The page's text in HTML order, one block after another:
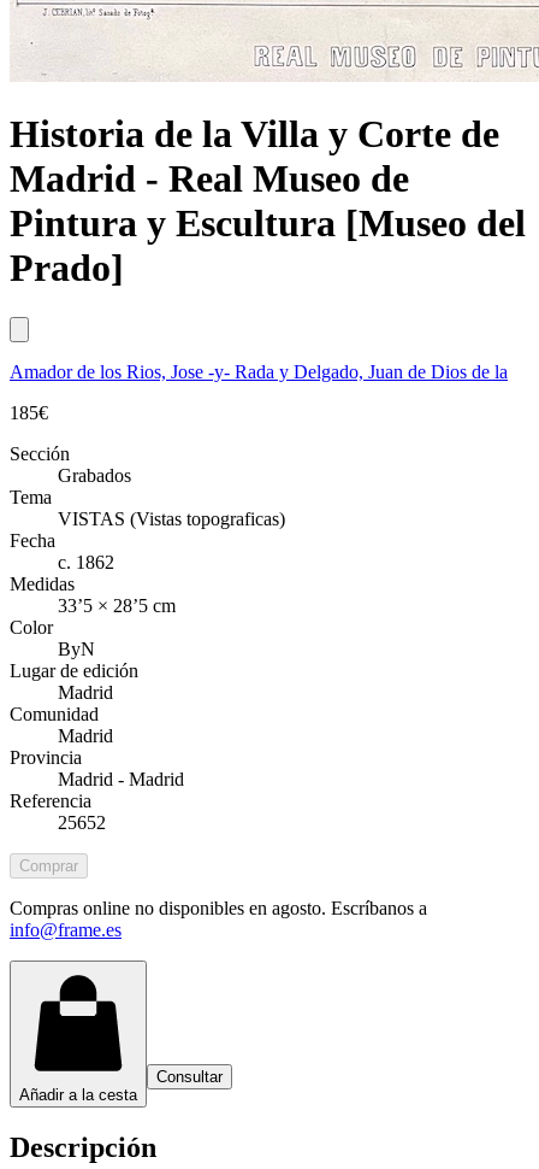
Historia de la Villa y Corte de
Madrid - Real Museo de
Pintura y Escultura [Museo del
Prado]
Amador de los Rios, Jose -y- Rada y Delgado, Juan de Dios de la
185€
Sección
Grabados
Tema
VISTAS (Vistas topograficas)
Fecha
c. 1862
Medidas
33’5 × 28’5 cm
Color
ByN
Lugar de edición
Madrid
Comunidad
Madrid
Provincia
Madrid - Madrid
Referencia
25652
Comprar
Compras online no disponibles en agosto. Escríbanos a
info@frame.es
Añadir a la cesta
Consultar
Descripción